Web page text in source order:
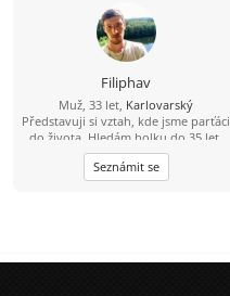
mám, čas si udělám :-), a odepíšu na
každou zprávu. Jestli chceš, napiš a
uvidíš ;-) .
Filiphav
Muž, 33 let, Karlovarský
Představuji si vztah, kde jsme parťáci
do života. Hledám holku do 35 let,
která nechce jen přežívat, ale má
chuť se mnou plnit sny. Jsem
pracovitý chlap, baví mě tvořit,
domov, na který budeme
Seznámit se